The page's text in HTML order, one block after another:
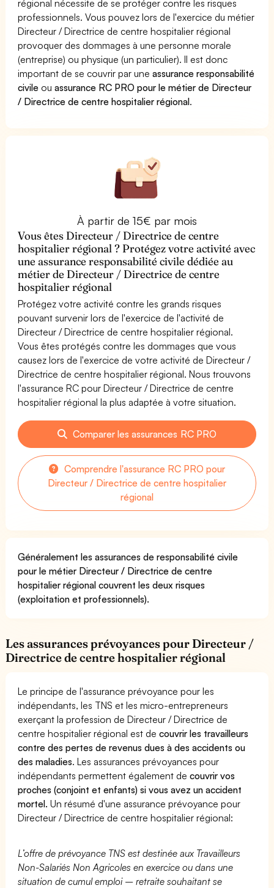
régional nécessite de se protéger contre les risques
professionnels. Vous pouvez lors de l'exercice du métier
Directeur / Directrice de centre hospitalier régional
provoquer des dommages à une personne morale
(entreprise) ou physique (un particulier). Il est donc
important de se couvrir par uneassurance responsabilité
civile ouassurance RC PRO pour le métier de Directeur
/ Directrice de centre hospitalier régional.
À partir de 15€ par mois
Vous êtes Directeur / Directrice de centre
hospitalier régional ? Protégez votre activité avec
une assurance responsabilité civile dédiée au
métier de Directeur / Directrice de centre
hospitalier régional
Protégez votre activité contre les grands risques
pouvant survenir lors de l'exercice de l'activité de
Directeur / Directrice de centre hospitalier régional.
Vous êtes protégés contre les dommages que vous
causez lors de l'exercice de votre activité de Directeur /
Directrice de centre hospitalier régional. Nous trouvons
l'assurance RC pour Directeur / Directrice de centre
hospitalier régional la plus adaptée à votre situation.
Comparer les assurances RC PRO
Comprendre l'assurance RC PRO pour
Directeur / Directrice de centre hospitalier
régional
Généralement les assurances de responsabilité civile
pour le métier Directeur / Directrice de centre
hospitalier régional couvrent les deux risques
(exploitation et professionnels).
Les assurances prévoyances pour Directeur /
Directrice de centre hospitalier régional
Le principe de l'assurance prévoyance pour les
indépendants, les TNS et les micro-entrepreneurs
exerçant la profession de Directeur / Directrice de
centre hospitalier régional est decouvrir les travailleurs
contre des pertes de revenus dues à des accidents ou
des maladies. Les assurances prévoyances pour
indépendants permettent également decouvrir vos
proches (conjoint et enfants) si vous avez un accident
mortel. Un résumé d'une assurance prévoyance pour
Directeur / Directrice de centre hospitalier régional:
L’offre de prévoyance TNS est destinée aux Travailleurs
Non-Salariés Non Agricoles en exercice ou dans une
situation de cumul emploi – retraite souhaitant se